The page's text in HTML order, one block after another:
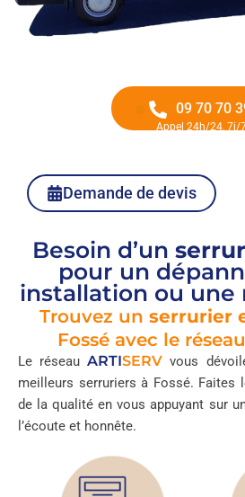
09 70 70
Appel 24h/24, 7j/
Demande de devis
Besoin d’un
pour un
installation ou une
Trouvez un serrurier
Fossé avec le réseau
Le réseauARTISERVvous
meilleurs serruriers à Fossé. Faites
de la qualité en vous appuyant sur
l’écoute et honnête.